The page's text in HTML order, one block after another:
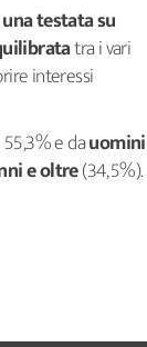
testata su
tra i vari
interessi
e dauomini
e oltre(34,5%).